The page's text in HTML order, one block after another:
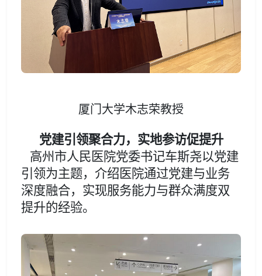
厦门大学木志荣教授
党建引领聚合力，实地参访促提升
高州市人民医院党委书记车斯尧以党建
引领为主题，介绍医院通过党建与业务
深度融合，实现服务能力与群众满度双
提升的经验。